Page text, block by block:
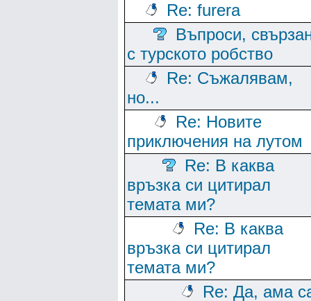
Re: furera
Въпроси,
с турското робство
Re: Съжалявам,
но...
Re: Новите
приключения на лутом
Re: В каква
връзка си цитирал
темата ми?
Re: В каква
връзка си цитирал
темата ми?
Re: Да, ама